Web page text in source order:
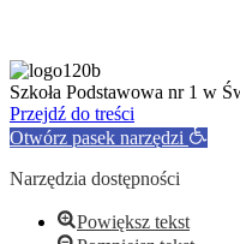
Szkoła Podstawowa nr 1 w
Przejdź do treści
Otwórz pasek narzędzi
Narzędzia dostępności
Powiększ tekst